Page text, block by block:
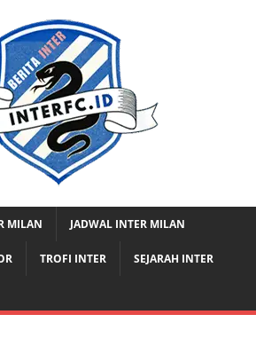
MILAN JADWAL INTER MILAN
TROFI INTER SEJARAH INTER